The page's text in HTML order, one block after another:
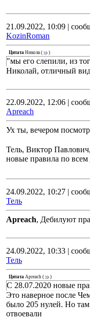
21.09.2022, 10:09 |
KozinRoman
Цитата Никола ( )
"мы его слепили, из
Николай, отличный
22.09.2022, 12:06 |
Apreach
Ух ты, вечером
Тель, Виктор
новые правила по
24.09.2022, 10:27 |
Тель
Apreach, Дебилуют
24.09.2022, 10:33 |
Тель
Цитата Apreach ( )
С 28.07.2020 новые
Это наверное после
было 205 нулей. Но
отвоевали